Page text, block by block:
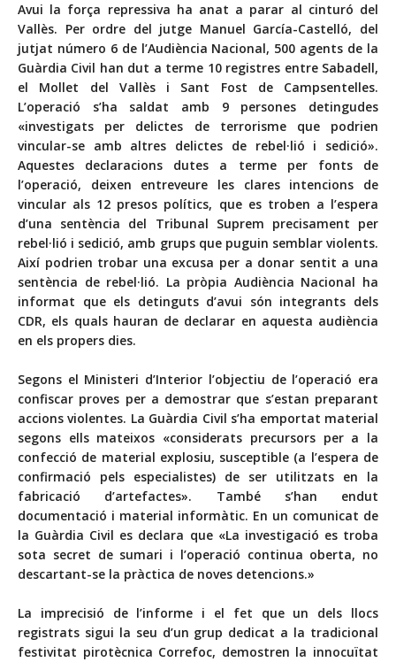
Avui la força repressiva ha anat a parar al cinturó del
Vallès. Per ordre del jutge Manuel García-Castelló, del
jutjat número 6 de l’Audiència Nacional, 500 agents de la
Guàrdia Civil han dut a terme 10 registres entre Sabadell,
el Mollet del Vallès i Sant Fost de Campsentelles.
L’operació s’ha saldat amb 9 persones detingudes
«investigats per delictes de terrorisme que podrien
vincular-se amb altres delictes de rebel·lió i sedició».
Aquestes declaracions dutes a terme per fonts de
l’operació, deixen entreveure les clares intencions de
vincular als 12 presos polítics, que es troben a l’espera
d’una sentència del Tribunal Suprem precisament per
rebel·lió i sedició, amb grups que puguin semblar violents.
Així podrien trobar una excusa per a donar sentit a una
sentència de rebel·lió. La pròpia Audiència Nacional ha
informat que els detinguts d’avui són integrants dels
CDR, els quals hauran de declarar en aquesta audiència
en els propers dies.
Segons el Ministeri d’Interior l’objectiu de l’operació era
confiscar proves per a demostrar que s’estan preparant
accions violentes. La Guàrdia Civil s’ha emportat material
segons ells mateixos «considerats precursors per a la
confecció de material explosiu, susceptible (a l’espera de
confirmació pels especialistes) de ser utilitzats en la
fabricació d’artefactes». També s’han endut
documentació i material informàtic. En un comunicat de
la Guàrdia Civil es declara que «La investigació es troba
sota secret de sumari i l’operació continua oberta, no
descartant-se la pràctica de noves detencions.»
La imprecisió de l’informe i el fet que un dels llocs
registrats sigui la seu d’un grup dedicat a la tradicional
festivitat pirotècnica Correfoc, demostren la innocuïtat